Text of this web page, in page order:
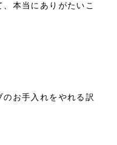
本当にありがたいこ
お手入れをやれる訳